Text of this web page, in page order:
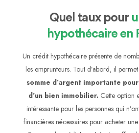
Quel taux pour
hypothécaire en
Un crédit hypothécaire présente de
les emprunteurs. Tout d’abord, il permet
somme d’argent importante
d’un bien immobilier. Cette option
intéressante pour les personnes qui
financières nécessaires pour acheter